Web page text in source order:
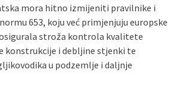
mora hitno izmijeniti pravilnike i
653, koju već primjenjuju europske
stroža kontrola kvalitete
konstrukcije i debljine stjenki te
u podzemlje i daljnje